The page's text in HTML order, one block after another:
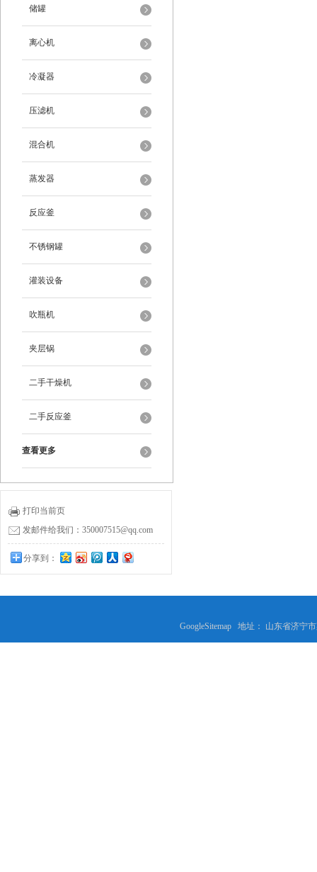
储罐
离心机
冷凝器
压滤机
混合机
蒸发器
反应釜
不锈钢罐
灌装设备
吹瓶机
夹层锅
二手干燥机
二手反应釜
查看更多
打印当前页
发邮件给我们：350007515@qq.com
分享到：
0
GoogleSitemap 地址： 山东省济宁